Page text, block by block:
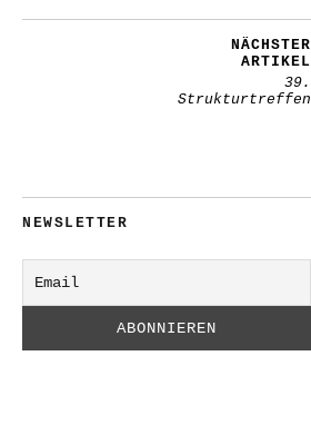
NÄCHSTER
ARTIKEL
39.
Strukturtreffen
NEWSLETTER